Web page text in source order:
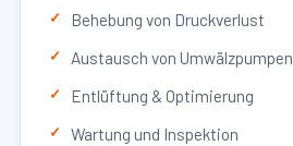
Behebung von Druckverlust
Austausch von Umwälzpumpen
Entlüftung & Optimierung
Wartung und Inspektion